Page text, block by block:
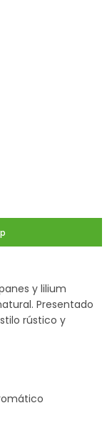
y lilium
Presentado
rústico y